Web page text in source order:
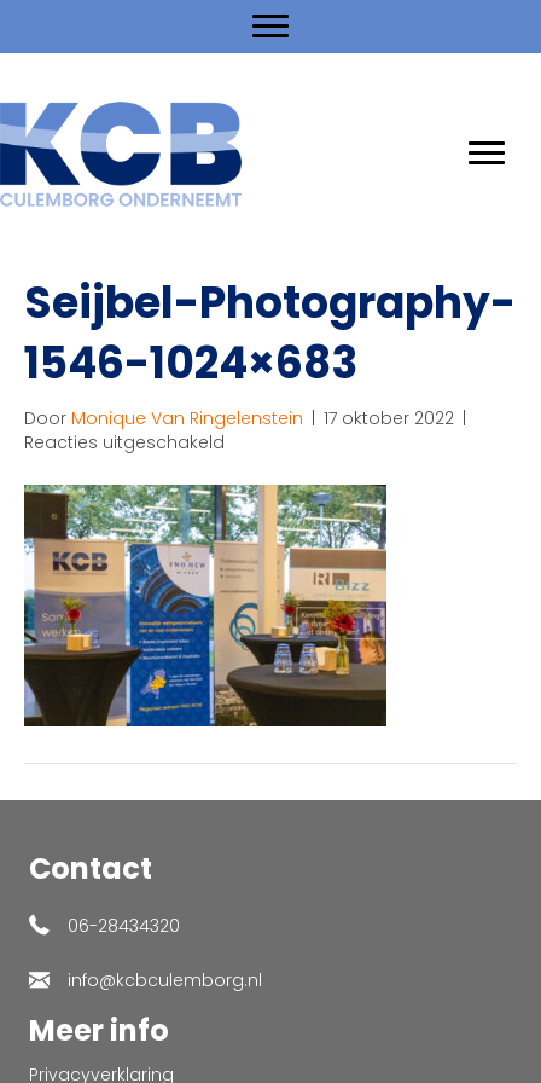
Seijbel-Photography-
1546-1024×683
Door Monique Van Ringelenstein | 17 oktober 2022 |
Reacties uitgeschakeld
Photography-
1546-
1024×683
Contact
06-28434320
info@kcbculemborg.nl
Meer info
Privacyverklaring